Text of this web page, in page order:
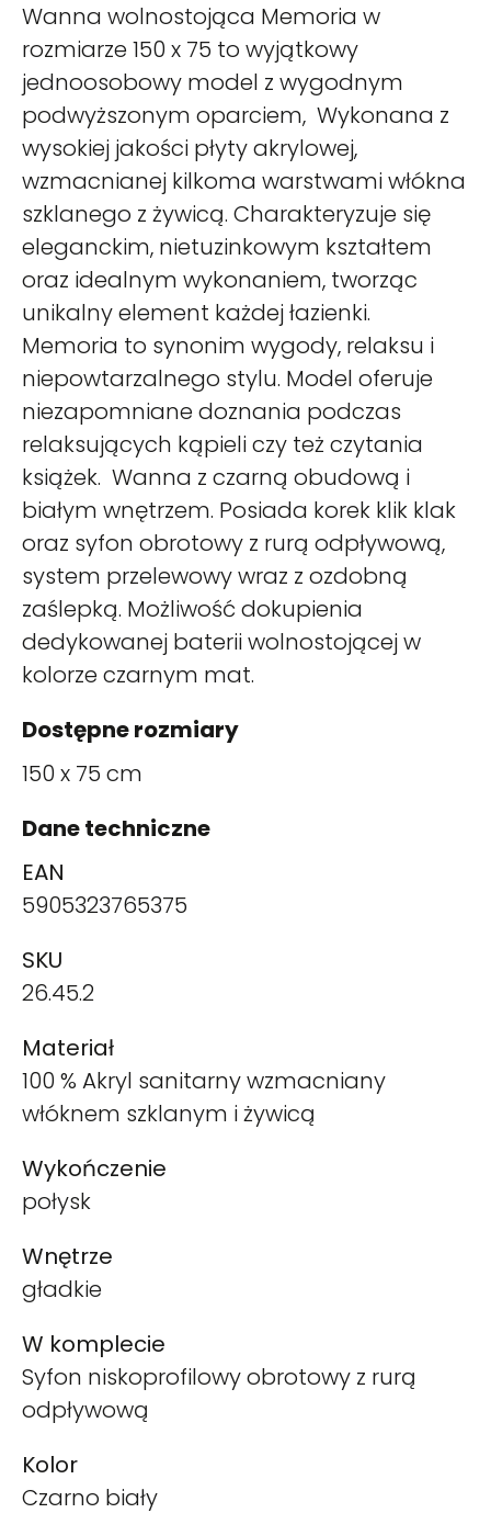
Wanna wolnostojąca Memoria w
rozmiarze 150 x 75 to wyjątkowy
jednoosobowy model z wygodnym
podwyższonym oparciem, Wykonana z
wysokiej jakości płyty akrylowej,
wzmacnianej kilkoma warstwami włókna
szklanego z żywicą. Charakteryzuje się
eleganckim, nietuzinkowym kształtem
oraz idealnym wykonaniem, tworząc
unikalny element każdej łazienki.
Memoria to synonim wygody, relaksu i
niepowtarzalnego stylu. Model oferuje
niezapomniane doznania podczas
relaksujących kąpieli czy też czytania
książek. Wanna z czarną obudową i
białym wnętrzem. Posiada korek klik klak
oraz syfon obrotowy z rurą odpływową,
system przelewowy wraz z ozdobną
zaślepką. Możliwość dokupienia
dedykowanej baterii wolnostojącej w
kolorze czarnym mat.
Dostępne rozmiary
150 x 75 cm
Dane techniczne
EAN
5905323765375
SKU
26.45.2
Materiał
100 % Akryl sanitarny wzmacniany
włóknem szklanym i żywicą
Wykończenie
połysk
Wnętrze
gładkie
W komplecie
Syfon niskoprofilowy obrotowy z rurą
odpływową
Kolor
Czarno biały